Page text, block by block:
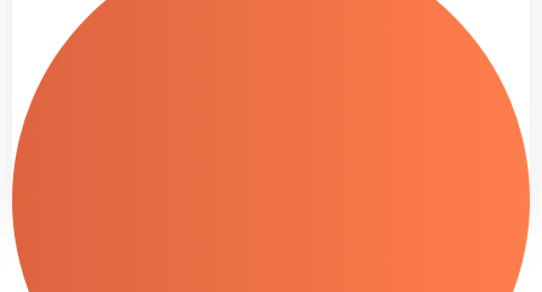
1 100 ₽
Уход за больными туберкулезом
1 150 ₽